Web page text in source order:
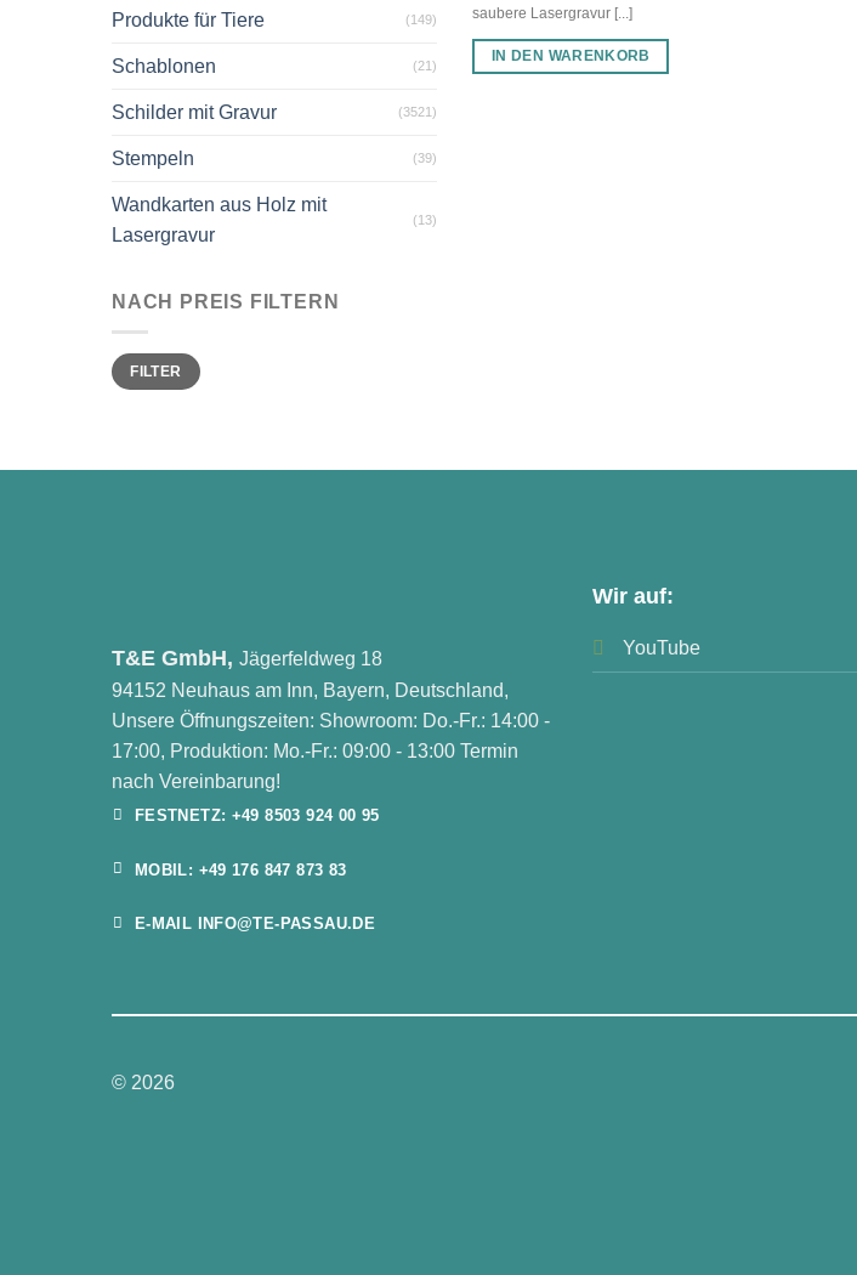
Produkte für Tiere (149)
Schablonen (21)
Schilder mit Gravur (3521)
Stempeln (39)
Wandkarten aus Holz mit
Lasergravur
(13)
NACH PREIS FILTERN
Min.
Preis
Max.
PreisFILTER
saubere Lasergravur [...]
IN DEN WARENKORB
T&E GmbH, Jägerfeldweg 18
94152 Neuhaus am Inn, Bayern, Deutschland,
Unsere Öffnungszeiten: Showroom: Do.-Fr.: 14:00 -
17:00, Produktion: Mo.-Fr.: 09:00 - 13:00 Termin
nach Vereinbarung!
FESTNETZ: +49 8503 924 00 95
MOBIL: +49 176 847 873 83
E-MAIL INFO@TE-PASSAU.DE
Wir auf:
YouTube
© 2026